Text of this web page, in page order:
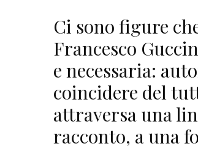
Ci sono figure
Francesco
e necessaria:
coincidere del
attraversa una
racconto, a una